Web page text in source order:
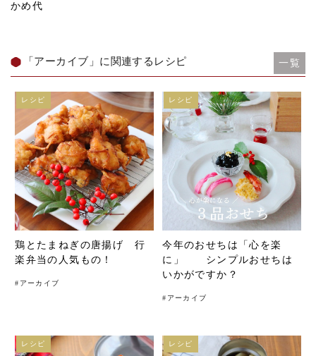
かめ代
「アーカイブ」に関連するレシピ 一覧
鶏とたまねぎの唐揚げ 行
楽弁当の人気もの！
# アーカイブ
レシピ
今年のおせちは「心を楽
に」 シンプルおせちは
いかがですか？
# アーカイブ
レシピ
レシピ レシピ